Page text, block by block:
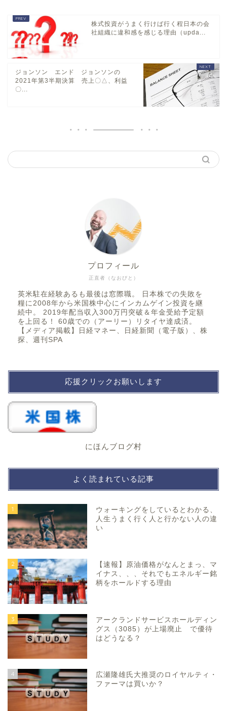
株式投資がうまく行けば行く程日本の会
社組織に違和感を感じる理由（upda...
ジョンソン エンド ジョンソンの
2021年第3半期決算 売上〇△、利益
〇...
正直者（なおびと）
プロフィール
英米駐在経験あるも最後は窓際職。 日本株での失敗を
糧に2008年から米国株中心にインカムゲイン投資を継
続中。 2019年配当収入300万円突破＆年金受給予定額
を上回る！ 60歳での（アーリー）リタイヤ達成済。
【メディア掲載】日経マネー、日経新聞（電子版）、株
探、週刊SPA
応援クリックお願いします
にほんブログ村
よく読まれている記事
1
ウォーキングをしているとわかる、
人生うまく行く人と行かない人の違
い
2
【速報】原油価格がなんとまっ、マ
イナス、、、それでもエネルギー銘
柄をホールドする理由
3
アークランドサービスホールディン
グス（3085）が上場廃止 で優待
はどうなる？
4
広瀬隆雄氏大推奨のロイヤルティ・
ファーマは買いか？